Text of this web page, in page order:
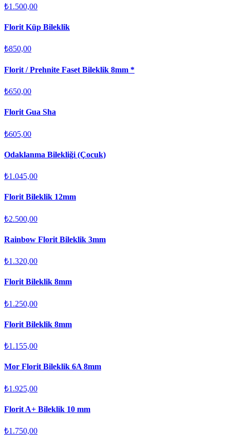
₺1.500,00
Florit Küp Bileklik
₺850,00
Florit / Prehnite Faset Bileklik 8mm *
₺650,00
Florit Gua Sha
₺605,00
Odaklanma Bilekliği (Çocuk)
₺1.045,00
Florit Bileklik 12mm
₺2.500,00
Rainbow Florit Bileklik 3mm
₺1.320,00
Florit Bileklik 8mm
₺1.250,00
Florit Bileklik 8mm
₺1.155,00
Mor Florit Bileklik 6A 8mm
₺1.925,00
Florit A+ Bileklik 10 mm
₺1.750,00